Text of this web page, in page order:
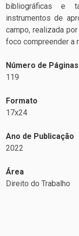
bibliográficas e
instrumentos de
campo, realizada
foco compreender a
Número de Páginas
119
Formato
17x24
Ano de Publicação
2022
Área
Direito do Trabalho